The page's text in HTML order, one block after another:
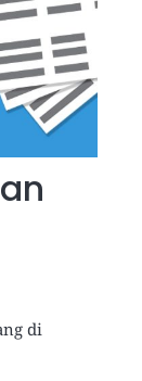
di